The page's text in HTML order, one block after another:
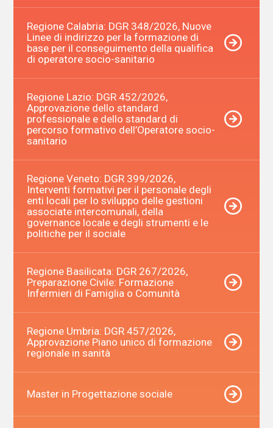
Regione Calabria: DGR 348/2026, Nuove
Linee di indirizzo per la formazione di
base per il conseguimento della qualifica
di operatore socio-sanitario
Regione Lazio: DGR 452/2026,
Approvazione dello standard
professionale e dello standard di
percorso formativo dell’Operatore socio-
sanitario
Regione Veneto: DGR 399/2026,
Interventi formativi per il personale degli
enti locali per lo sviluppo delle gestioni
associate intercomunali, della
governance locale e degli strumenti e le
politiche per il sociale
Regione Basilicata: DGR 267/2026,
Preparazione Civile: Formazione
Infermieri di Famiglia o Comunità
Regione Umbria: DGR 457/2026,
Approvazione Piano unico di formazione
regionale in sanità
Master in Progettazione sociale